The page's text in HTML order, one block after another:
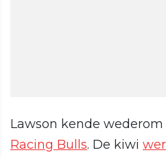
Lawson kende
Racing Bulls. De kiwi